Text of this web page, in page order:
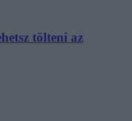
tölteni az